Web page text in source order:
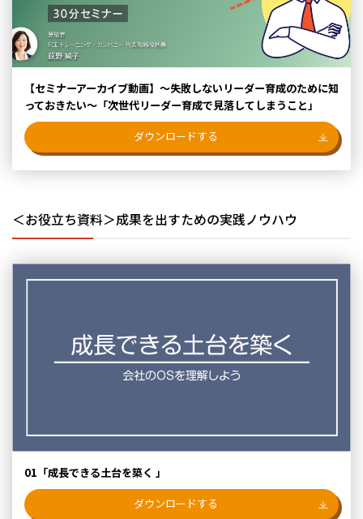
【セミナーアーカイブ動画】～失敗しないリーダー育成のために知
っておきたい～「次世代リーダー育成で見落してしまうこと」
ダウンロードする
＜お役立ち資料＞成果を出すための実践ノウハウ
01「成⾧できる⼟台を築く 」
ダウンロードする